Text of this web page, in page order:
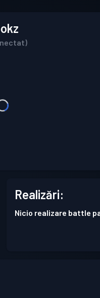
Realizări:
Nicio realizare battle